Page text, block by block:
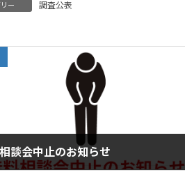
ー 調査公表
談会中止のお知らせ